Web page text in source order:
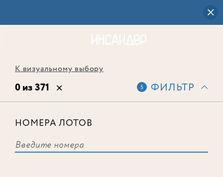
К визуальному выбору
0 из 371 5 ФИЛЬТР
НОМЕРА ЛОТОВ
соответствует ни одного лота